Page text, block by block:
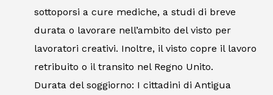
sottoporsi a cure mediche, a studi di breve
durata o lavorare nell’ambito del visto per
lavoratori creativi. Inoltre, il visto copre il lavoro
retribuito o il transito nel Regno Unito.
Durata del soggiorno: I cittadini di Antigua